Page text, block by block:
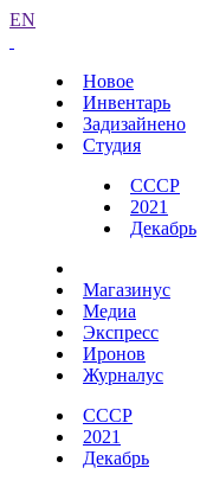
EN
Новое
Инвентарь
Задизайнено
Студия
СССР
2021
Декабрь
Магазинус
Медиа
Экспресс
Иронов
Журналус
СССР
2021
Декабрь